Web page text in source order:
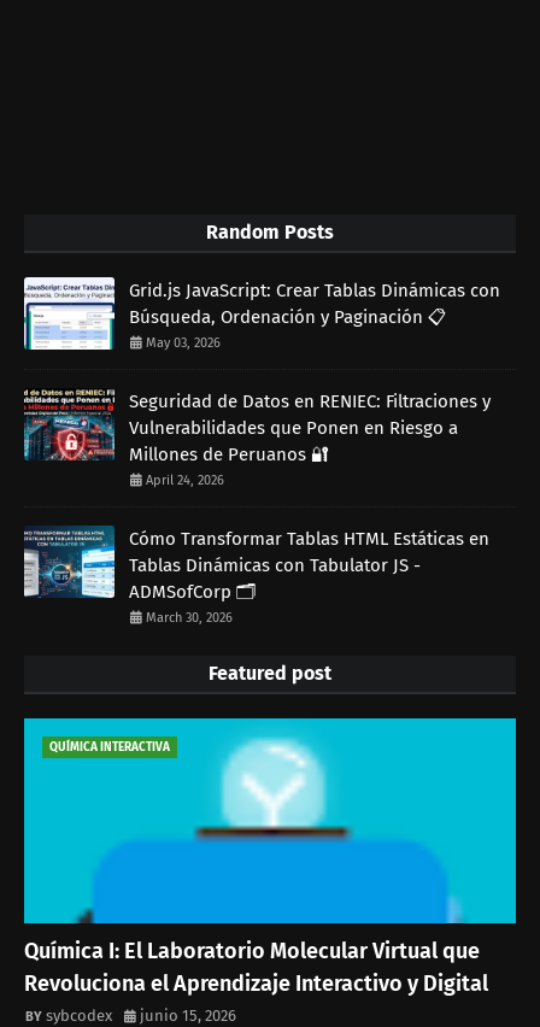
Random Posts
Grid.js JavaScript: Crear Tablas Dinámicas con
Búsqueda, Ordenación y Paginación 📋
May 03, 2026
Seguridad de Datos en RENIEC: Filtraciones y
Vulnerabilidades que Ponen en Riesgo a
Millones de Peruanos 🔐
April 24, 2026
Cómo Transformar Tablas HTML Estáticas en
Tablas Dinámicas con Tabulator JS -
ADMSofCorp 🗂️
March 30, 2026
Featured post
QUÍMICA INTERACTIVA
Química I: El Laboratorio Molecular Virtual que
Revoluciona el Aprendizaje Interactivo y Digital
sybcodex junio 15, 2026